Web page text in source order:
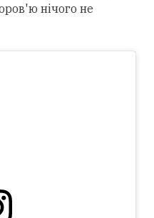
нічого не